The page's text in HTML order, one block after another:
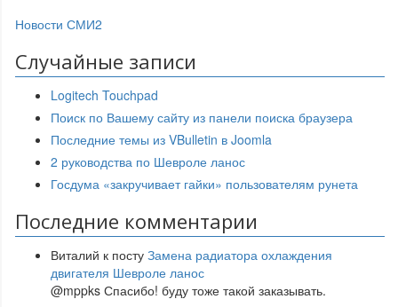
Новости СМИ2
Случайные записи
Logitech Touchpad
Поиск по Вашему сайту из панели поиска браузера
Последние темы из VBulletin в Joomla
2 руководства по Шевроле ланос
Госдума «закручивает гайки» пользователям рунета
Последние комментарии
Виталий к посту Замена радиатора охлаждения
двигателя Шевроле ланос
@mppks Спасибо! буду тоже такой заказывать.